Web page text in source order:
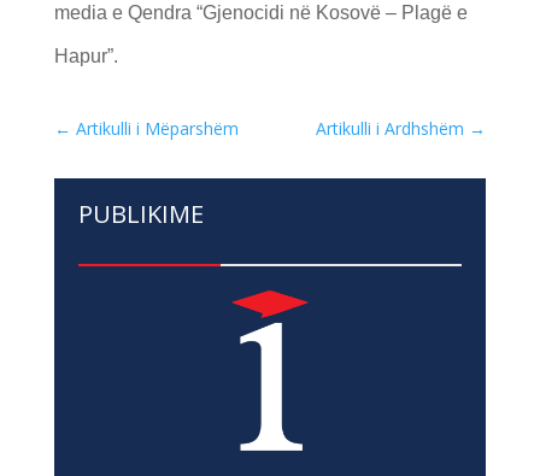
media e Qendra “Gjenocidi në Kosovë – Plagë e
Hapur”.
← Artikulli i Mëparshëm Artikulli i Ardhshëm →
PUBLIKIME